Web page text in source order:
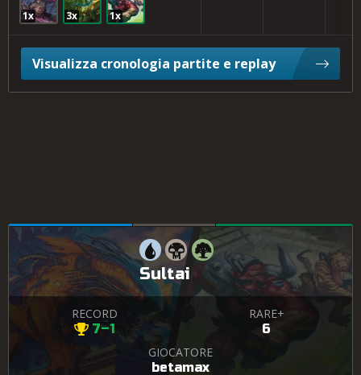
1x 3x 1x
Visualizza cronologia partite e replay
Sultai
RECORD
7–1
RARE+
6
GIOCATORE
betamax